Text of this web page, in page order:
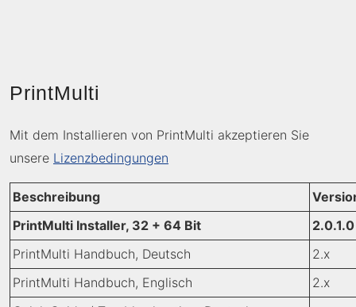
PrintMulti
Mit dem Installieren von PrintMulti akzeptieren Sie
unsere Lizenzbedingungen
Beschreibung
PrintMulti Installer, 32 + 64 Bit
2.0.1.0
PrintMulti Handbuch, Deutsch
2.x
PrintMulti Handbuch, Englisch
2.x